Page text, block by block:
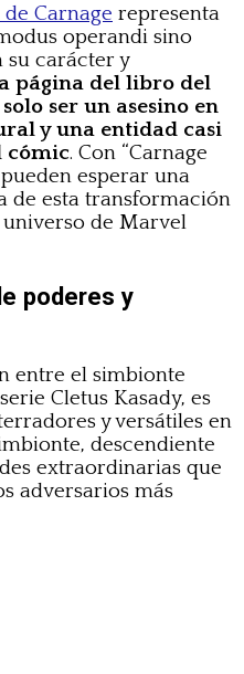
Carnage representa
operandi sino
su carácter y
página del libro del
ser un asesino en
y una entidad casi
cómic. Con “Carnage
esperar una
de esta transformación
universo de Marvel
poderes y
entre el simbionte
Cletus Kasady, es
y versátiles en
descendiente
extraordinarias que
adversarios más